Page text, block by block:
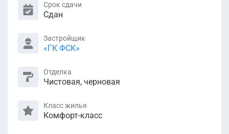
Срок сдачи
Сдан
Застройщик
«ГК ФСК»
Отделка
Чистовая, черновая
Класс жилья
Комфорт-класс